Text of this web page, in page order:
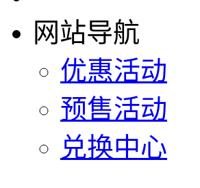
网站导航
优惠活动
预售活动
兑换中心